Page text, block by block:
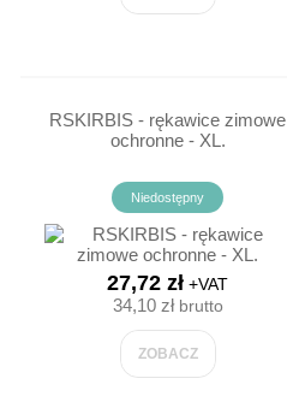
RSKIRBIS - rękawice zimowe
ochronne - XL.
Niedostępny
27,72 zł +VAT
34,10 złbrutto
ZOBACZ